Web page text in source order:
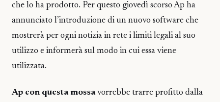
che lo ha prodotto. Per questo giovedì scorso Ap ha
annunciato l’introduzione di un nuovo software che
mostrerà per ogni notizia in rete i limiti legali al suo
utilizzo e informerà sul modo in cui essa viene
utilizzata.
Ap con questa mossavorrebbe trarre profitto dalla